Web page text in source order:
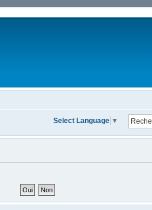
Select Language ▼